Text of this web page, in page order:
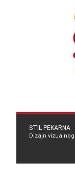
STIL PEKARNA
Dizajn